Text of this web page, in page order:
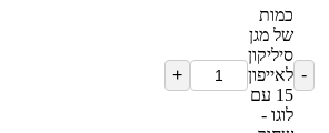
כמות
של מגן
סיליקון
לאייפון
15 עם
לוגו -